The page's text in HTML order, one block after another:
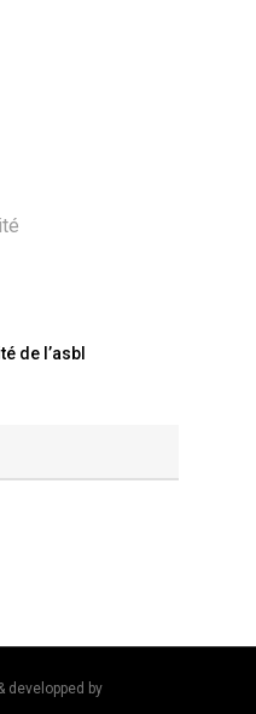
de l’asbl
developped by